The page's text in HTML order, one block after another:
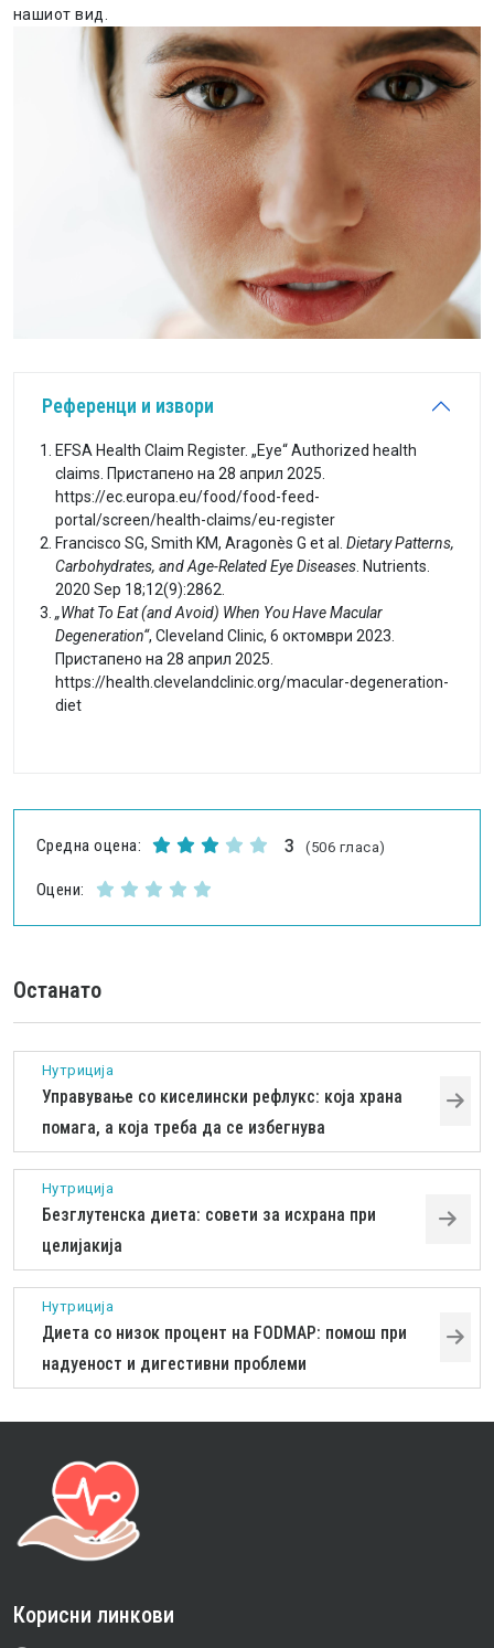
Останато
Нутриција
Управување со киселински рефлукс: која храна
помага, а која треба да се избегнува
Нутриција
Безглутенска диета: совети за исхрана при
целијакија
Нутриција
Диета со низок процент на FODMAP: помош при
надуеност и дигестивни проблеми
нашиот вид.
Референци и извори
EFSA Health Claim Register. „Eye“ Authorized health
claims. Пристапено на 28 април 2025.
https://ec.europa.eu/food/food-feed-
portal/screen/health-claims/eu-register
Francisco SG, Smith KM, Aragonès G et al. Dietary Patterns,
Carbohydrates, and Age-Related Eye Diseases . Nutrients.
2020 Sep 18;12(9):2862.
„What To Eat (and Avoid) When You Have Macular
Degeneration“, Cleveland Clinic, 6 октомври 2023.
Пристапено на 28 април 2025.
https://health.clevelandclinic.org/macular-degeneration-
diet
Средна оцена: 3 (506 гласа)
Оцени:
Корисни линкови